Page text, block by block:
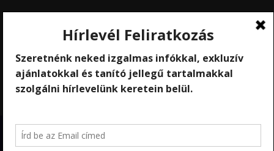
SZERVER ÜZEMELTETÉS
SZOFTVERBÉRLÉS
STREAMING
Copyright 2026 © RackForest